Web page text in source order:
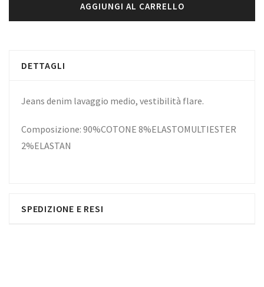
AGGIUNGI AL CARRELLO
DETTAGLI
Jeans denim lavaggio medio, vestibilità flare.
Composizione: 90%COTONE 8%ELASTOMULTIESTER
2%ELASTAN
SPEDIZIONE E RESI